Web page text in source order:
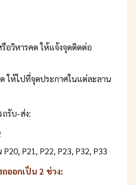
อวิหารคด ให้แจ้งจุดติดต่อ
ให้ไปที่จุดประกาศในแต่ละลาน
ถรับ-ส่ง:
P21, P22, P23, P32, P33
ถออกเป็น 2 ช่วง: